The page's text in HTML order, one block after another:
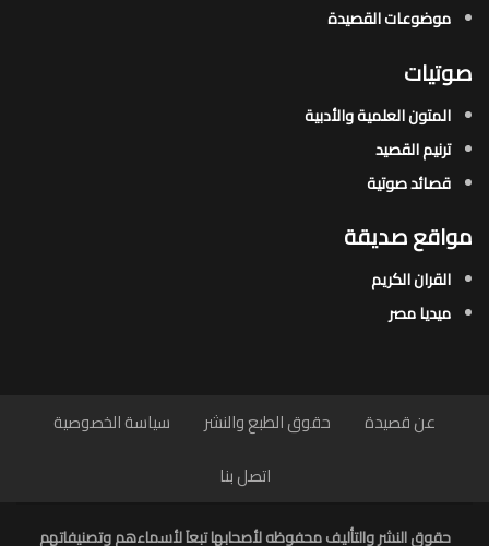
موضوعات القصيدة​
صوتيات
المتون العلمية والأدبية
ترنيم القصيد
قصائد صوتية
مواقع صديقة
القران الكريم
ميديا مصر
عن قصيدة حقوق الطبع والنشر
سياسة الخصوصية
اتصل بنا
حقوق النشر والتأليف محفوظه لأصحابها تبعاَ لأسماءهم وتصنيفاتهم